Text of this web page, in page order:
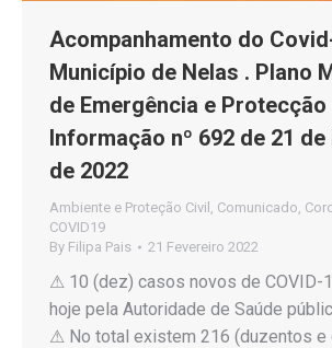
Acompanhamento do
Município de Nelas . Plano
de Emergência e Protecção
Informação nº 692 de 21
de 2022
Ambiente e Proteção Civil Comunicado
COVID19
By Filipa Pais 21 Fevereiro 2022
⚠ 10 (dez) casos novos de COVID-
hoje pela Autoridade de Saúde
⚠ No total existem 216 (duzentos